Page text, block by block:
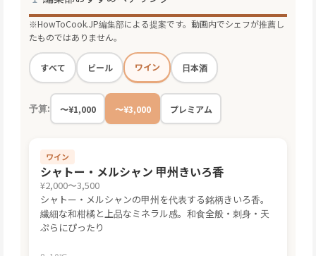
編集部おすすめペアリング
※HowToCook.JP編集部による提案です。動画内でシェフが推薦し
たものではありません。
すべて ビール ワイン 日本酒
ワイン
シャトー・メルシャン 甲州きいろ香
¥2,000〜3,500
シャトー・メルシャンの甲州を代表する銘柄きいろ香。